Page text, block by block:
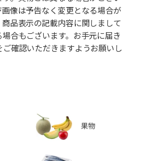
像は予告なく変更となる場合が
品表示の記載内容に関しまして
合もございます。お手元に届き
ご確認いただきますようお願いし